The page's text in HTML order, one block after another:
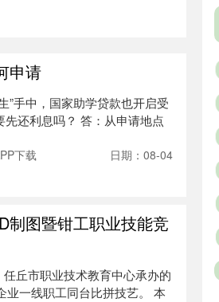
申请
”手中，国家助学贷款也开启受
还利息吗？ 答：从申请地点
下载
日期：08-04
制图暨钳工职业技能竞
丘市职业技术教育中心承办的
一线职工同台比拼技艺。 本